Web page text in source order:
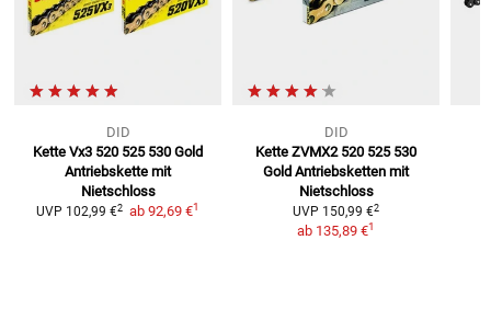
DID
Kette Vx3 520 525 530 Gold
Antriebskette mit
Nietschloss
UVP 102,99 €2 ab 92,69 €1
DID
Kette ZVMX2 520 525 530
Gold Antriebsketten mit
Nietschloss
UVP 150,99 €2
ab 135,89 €1